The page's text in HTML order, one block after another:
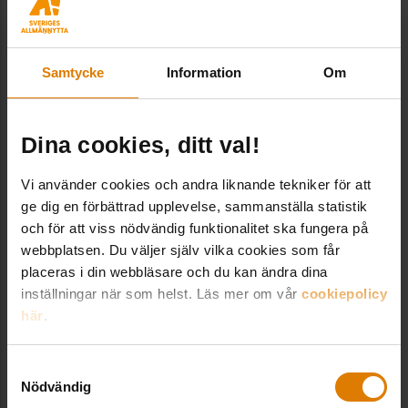
Samtycke Information Om
Dina cookies, ditt val!
Vi använder cookies och andra liknande tekniker för att
ge dig en förbättrad upplevelse, sammanställa statistik
och för att viss nödvändig funktionalitet ska fungera på
webbplatsen. Du väljer själv vilka cookies som får
placeras i din webbläsare och du kan ändra dina
inställningar när som helst. Läs mer om vår cookiepolicy
här.
Nödvändig
Nu testas den svenska analysen i en ny
ekonomisk verklighet med högre räntor och
inflation där Sverige är ett av två länder i Europa
Europeiska kommissionens landspecifika
rekommendationer till varje EU-land
REPowerEU